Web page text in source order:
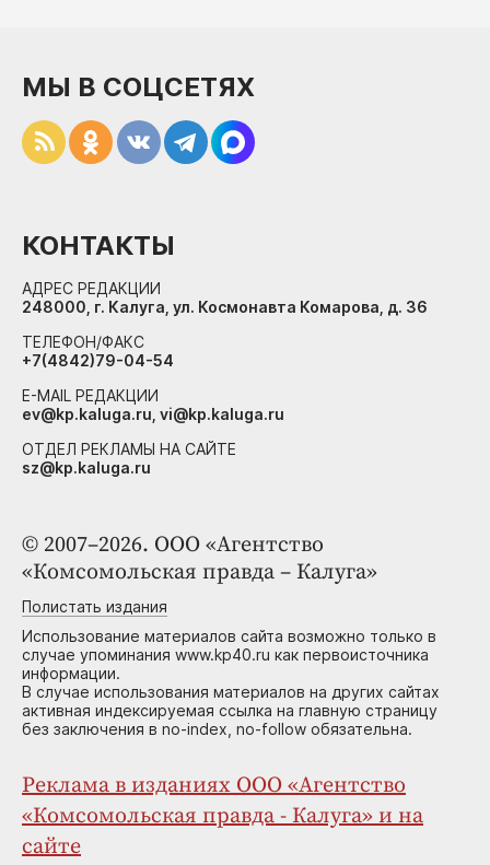
© 2007–2026. ООО «Агентство
«Комсомольская правда – Калуга»
Полистать издания
Использование материалов сайта возможно только в
случае упоминания www.kp40.ru как первоисточника
информации.
В случае использования материалов на других сайтах
активная индексируемая ссылка на главную страницу
без заключения в no-index, no-follow обязательна.
Реклама в изданиях ООО «Агентство
«Комсомольская правда - Калуга» и на
сайте
МЫ В СОЦСЕТЯХ
КОНТАКТЫ
АДРЕС РЕДАКЦИИ
248000, г. Калуга, ул. Космонавта Комарова, д. 36
ТЕЛЕФОН/ФАКС
+7(4842)79-04-54
E-MAIL РЕДАКЦИИ
ev@kp.kaluga.ru, vi@kp.kaluga.ru
ОТДЕЛ РЕКЛАМЫ НА САЙТЕ
sz@kp.kaluga.ru